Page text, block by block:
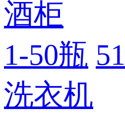
酒柜
1-50瓶
洗衣机